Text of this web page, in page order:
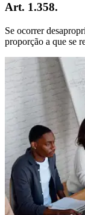
Art. 1.358.
Se ocorrer
proporção a que se